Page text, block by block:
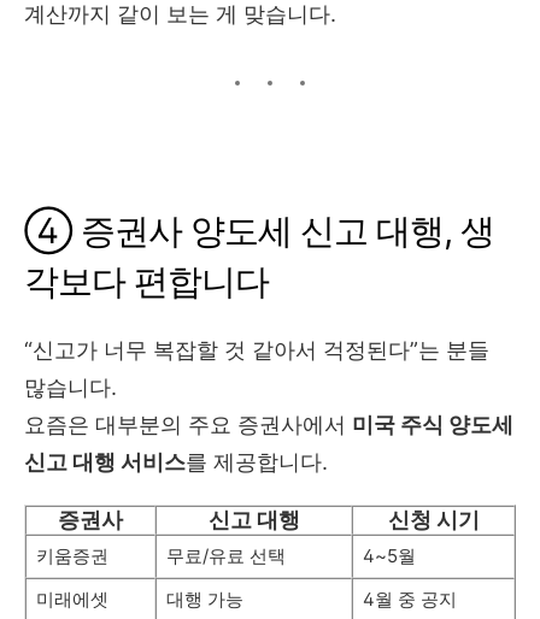
계산까지 같이 보는 게 맞습니다.
④ 증권사 양도세 신고 대행, 생
각보다 편합니다
“신고가 너무 복잡할 것 같아서 걱정된다”는 분들
많습니다.
요즘은 대부분의 주요 증권사에서 미국 주식 양도세
신고 대행 서비스를 제공합니다.
증권사 신고 대행 신청 시기
키움증권 무료/유료 선택
4~5월
미래에셋
대행 가능
4월 중 공지